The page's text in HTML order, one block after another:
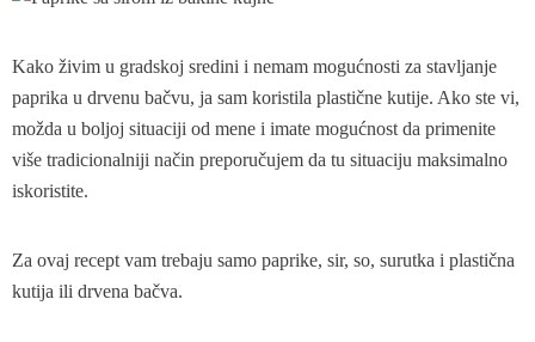
Kako živim u gradskoj sredini i nemam mogućnosti za stavljanje
paprika u drvenu bačvu, ja sam koristila plastične kutije. Ako ste vi,
možda u boljoj situaciji od mene i imate mogućnost da primenite
više tradicionalniji način preporučujem da tu situaciju maksimalno
iskoristite.
Za ovaj recept vam trebaju samo paprike, sir, so, surutka i plastična
kutija ili drvena bačva.